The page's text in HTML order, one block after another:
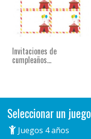
Invitaciones de
cumpleaños...
Seleccionar un juego
Juegos 4 años